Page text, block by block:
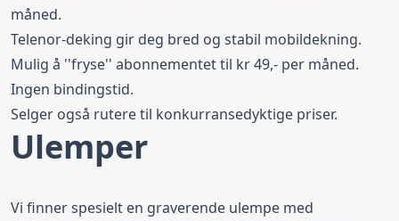
måned.
Telenor-deking gir deg bred og stabil mobildekning.
Mulig å ''fryse'' abonnementet til kr 49,- per måned.
Ingen bindingstid.
Selger også rutere til konkurransedyktige priser.
Ulemper
Vi finner spesielt en graverende ulempe med